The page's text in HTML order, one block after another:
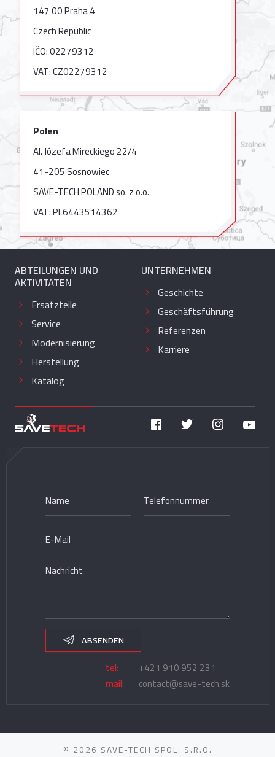
147 00 Praha 4
Czech Republic
IČO: 02279312
VAT: CZ02279312
Polen
Al. Józefa Mireckiego 22/4
41-205 Sosnowiec
SAVE-TECH POLAND so. z o.o.
VAT: PL6443514362
ABTEILUNGEN UND
AKTIVITÄTEN
Ersatzteile
Service
Modernisierung
Herstellung
Katalog
UNTERNEHMEN
Geschichte
Geschäftsführung
Referenzen
Karriere
ABSENDEN
tel:
+421 910 952 231
mail:
contact@save-tech.sk
© 2026 SAVE-TECH SPOL. S.R.O.